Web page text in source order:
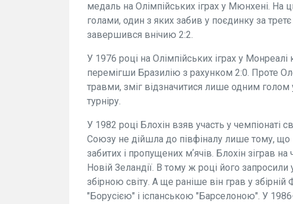
медаль на Олімпійських іграх у Мюнхені. На
голами, один з яких забив у поєдинку за
завершився внічию 2:2.
У 1976 році на Олімпійських іграх у
перемігши Бразилію з рахунком 2:0. Проте
травми, зміг відзначитися лише одним голом
турніру.
У 1982 році Блохін взяв участь у чемпіонаті
Союзу не дійшла до півфіналу лише тому, що
забитих і пропущених мʼячів. Блохін зіграв на
Новій Зеландії. В тому ж році його
збірною світу. А ще раніше він грав у
"Борусією" і іспанською "Барселоною". У